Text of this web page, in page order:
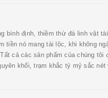
bình định, thiềm thừ đá linh vật
tiền nó mang tài lộc, khi không
cả các sản phẩm của chúng tôi
khối, trạm khắc tỷ mỷ sắc